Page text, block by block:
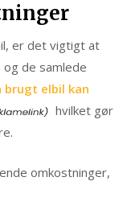
er det vigtigt at
og de samlede
brugt elbil kan
hvilket gør
omkostninger,